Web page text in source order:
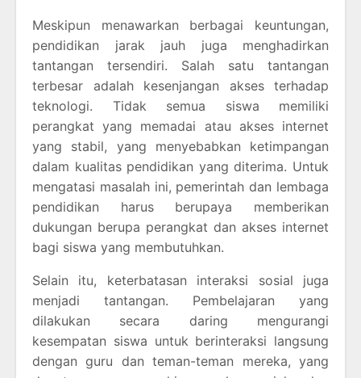
Meskipun menawarkan berbagai keuntungan,
pendidikan jarak jauh juga menghadirkan
tantangan tersendiri. Salah satu tantangan
terbesar adalah kesenjangan akses terhadap
teknologi. Tidak semua siswa memiliki
perangkat yang memadai atau akses internet
yang stabil, yang menyebabkan ketimpangan
dalam kualitas pendidikan yang diterima. Untuk
mengatasi masalah ini, pemerintah dan lembaga
pendidikan harus berupaya memberikan
dukungan berupa perangkat dan akses internet
bagi siswa yang membutuhkan.
Selain itu, keterbatasan interaksi sosial juga
menjadi tantangan. Pembelajaran yang
dilakukan secara daring mengurangi
kesempatan siswa untuk berinteraksi langsung
dengan guru dan teman-teman mereka, yang